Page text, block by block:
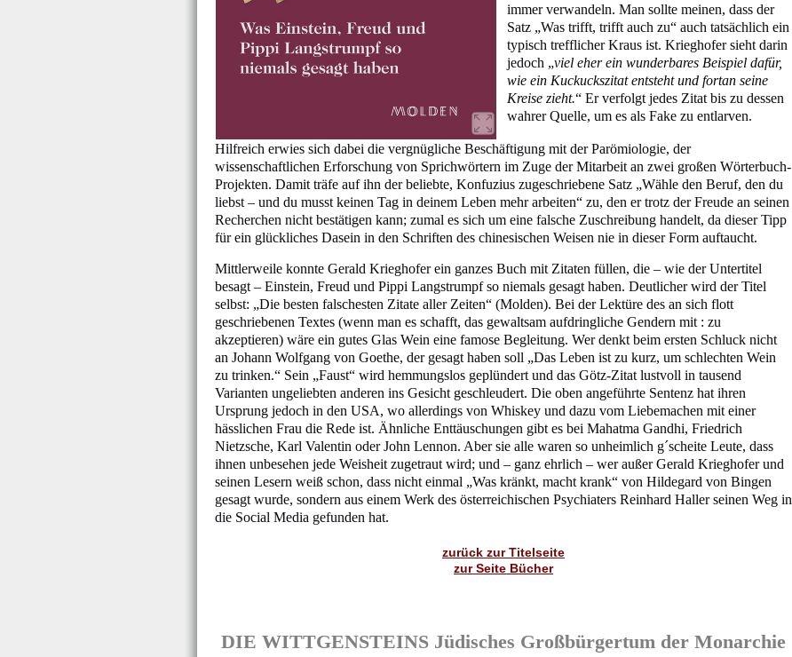
immer verwandeln. Man sollte meinen, dass der
Satz „Was trifft, trifft auch zu“ auch tatsächlich ein
typisch trefflicher Kraus ist. Krieghofer sieht darin
jedoch „viel eher ein wunderbares Beispiel dafür,
wie ein Kuckuckszitat entsteht und fortan seine
Kreise zieht.“ Er verfolgt jedes Zitat bis zu dessen
wahrer Quelle, um es als Fake zu entlarven.
Hilfreich erwies sich dabei die vergnügliche Beschäftigung mit der Parömiologie, der
wissenschaftlichen Erforschung von Sprichwörtern im Zuge der Mitarbeit an zwei großen Wörterbuch-
Projekten. Damit träfe auf ihn der beliebte, Konfuzius zugeschriebene Satz „Wähle den Beruf, den du
liebst – und du musst keinen Tag in deinem Leben mehr arbeiten“ zu, den er trotz der Freude an seinen
Recherchen nicht bestätigen kann; zumal es sich um eine falsche Zuschreibung handelt, da dieser Tipp
für ein glückliches Dasein in den Schriften des chinesischen Weisen nie in dieser Form auftaucht.
Mittlerweile konnte Gerald Krieghofer ein ganzes Buch mit Zitaten füllen, die – wie der Untertitel
besagt – Einstein, Freud und Pippi Langstrumpf so niemals gesagt haben. Deutlicher wird der Titel
selbst: „Die besten falschesten Zitate aller Zeiten“ (Molden). Bei der Lektüre des an sich flott
geschriebenen Textes (wenn man es schafft, das gewaltsam aufdringliche Gendern mit : zu
akzeptieren) wäre ein gutes Glas Wein eine famose Begleitung. Wer denkt beim ersten Schluck nicht
an Johann Wolfgang von Goethe, der gesagt haben soll „Das Leben ist zu kurz, um schlechten Wein
zu trinken.“ Sein „Faust“ wird hemmungslos geplündert und das Götz-Zitat lustvoll in tausend
Varianten ungeliebten anderen ins Gesicht geschleudert. Die oben angeführte Sentenz hat ihren
Ursprung jedoch in den USA, wo allerdings von Whiskey und dazu vom Liebemachen mit einer
hässlichen Frau die Rede ist. Ähnliche Enttäuschungen gibt es bei Mahatma Gandhi, Friedrich
Nietzsche, Karl Valentin oder John Lennon. Aber sie alle waren so unheimlich g´scheite Leute, dass
ihnen unbesehen jede Weisheit zugetraut wird; und – ganz ehrlich – wer außer Gerald Krieghofer und
seinen Lesern weiß schon, dass nicht einmal „Was kränkt, macht krank“ von Hildegard von Bingen
gesagt wurde, sondern aus einem Werk des österreichischen Psychiaters Reinhard Haller seinen Weg in
die Social Media gefunden hat.
zurück zur Titelseite
zur Seite Bücher
DIE WITTGENSTEINS Jüdisches Großbürgertum der Monarchie